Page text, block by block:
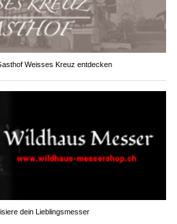
Weisses Kreuz entdecken
dein Lieblingsmesser